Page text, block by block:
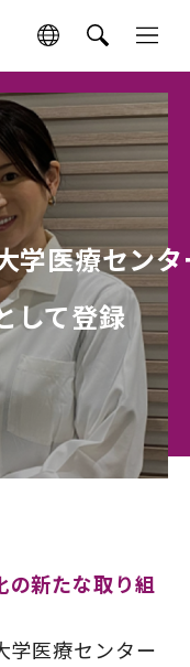
学医療セン
して登録
の新たな取り組
学医療センター